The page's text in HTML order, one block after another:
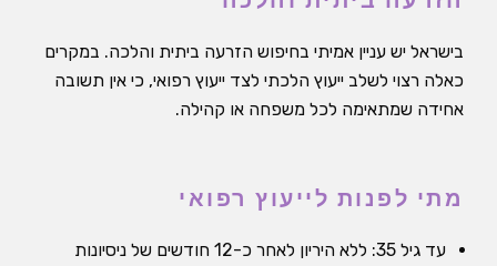
בישראל יש עניין אמיתי בחיפוש הזרעה ביתית והלכה. במקרים
כאלה רצוי לשלב ייעוץ הלכתי לצד ייעוץ רפואי, כי אין תשובה
אחידה שמתאימה לכל משפחה או קהילה.
מתי לפנות לייעוץ רפואי
עד גיל 35: ללא היריון לאחר כ-12 חודשים של ניסיונות